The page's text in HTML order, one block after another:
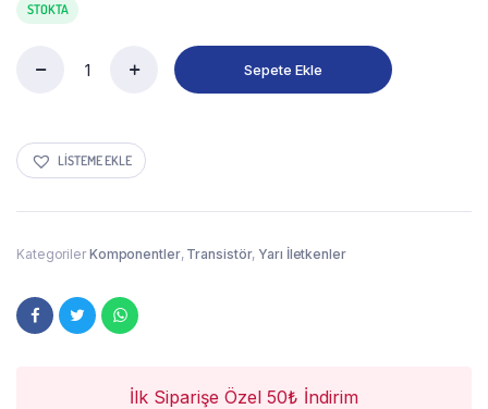
STOKTA
Sepete Ekle
LISTEME EKLE
Kategoriler Komponentler, Transistör,Yarı İletkenler
İlk Siparişe Özel 50₺ İndirim